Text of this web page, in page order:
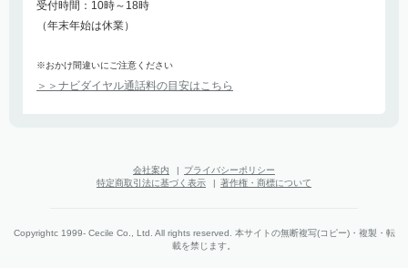
受付時間：10時～18時
（年末年始は休業）
※おかけ間違いにご注意ください
＞＞ナビダイヤル通話料の目安はこちら
会社案内 |
プライバシーポリシー
特定商取引法に基づく表示
| 著作権・商標について
Copyrightc 1999- Cecile Co., Ltd. All rights reserved. 本サイトの無断複写(コピー)・複製・転
載を禁じます。